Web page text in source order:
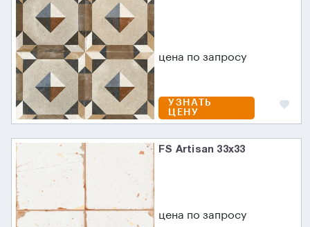
цена по запросу
УЗНАТЬ
ЦЕНУ
FS Artisan 33x33
цена по запросу